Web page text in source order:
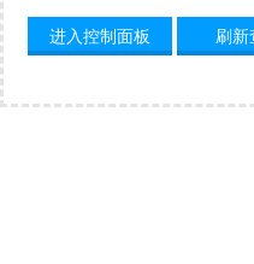
进入控制面板
刷